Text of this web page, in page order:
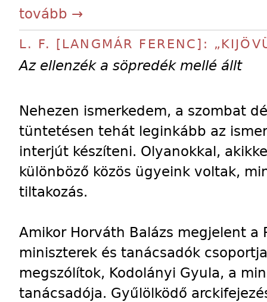
tovább →
L. F. [LANGMÁR FERENC]:
Az ellenzék a söpredék mellé állt
Nehezen ismerkedem, a szombat
tüntetésen tehát leginkább az
interjút készíteni. Olyanokkal,
különböző közös ügyeink voltak,
tiltakozás.
Amikor Horváth Balázs megjelent a
miniszterek és tanácsadók
megszólítok, Kodolányi Gyula, a
tanácsadója. Gyűlölködő